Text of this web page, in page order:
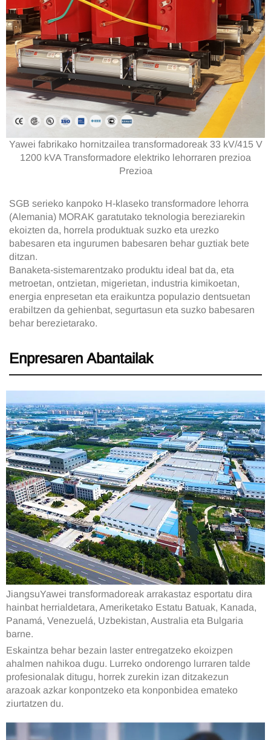
Yawei fabrikako hornitzailea transformadoreak 33 kV/415 V
1200 kVA Transformadore elektriko lehorraren prezioa
Prezioa
SGB serieko kanpoko H-klaseko transformadore lehorra
(Alemania) MORAK garatutako teknologia bereziarekin
ekoizten da, horrela produktuak suzko eta urezko
babesaren eta ingurumen babesaren behar guztiak bete
ditzan.
Banaketa-sistemarentzako produktu ideal bat da, eta
metroetan, ontzietan, migerietan, industria kimikoetan,
energia enpresetan eta eraikuntza populazio dentsuetan
erabiltzen da gehienbat, segurtasun eta suzko babesaren
behar berezietarako.
Enpresaren Abantailak
JiangsuYawei transformadoreak arrakastaz esportatu dira
hainbat herrialdetara, Ameriketako Estatu Batuak, Kanada,
Panamá, Venezuelá, Uzbekistan, Australia eta Bulgaria
barne.
Eskaintza behar bezain laster entregatzeko ekoizpen
ahalmen nahikoa dugu. Lurreko ondorengo lurraren talde
profesionalak ditugu, horrek zurekin izan ditzakezun
arazoak azkar konpontzeko eta konponbidea emateko
ziurtatzen du.